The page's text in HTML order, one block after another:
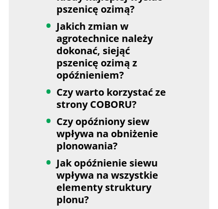
pszenicę ozimą?
Jakich zmian w
agrotechnice należy
dokonać, siejąć
pszenicę ozimą z
opóźnieniem?
Czy warto korzystać ze
strony COBORU?
Czy opóźniony siew
wpływa na obniżenie
plonowania?
Jak opóźnienie siewu
wpływa na wszystkie
elementy struktury
plonu?